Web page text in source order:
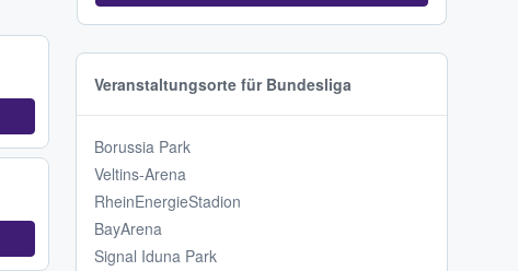
Veranstaltungsorte für Bundesliga
Borussia Park
Veltins-Arena
RheinEnergieStadion
BayArena
Signal Iduna Park